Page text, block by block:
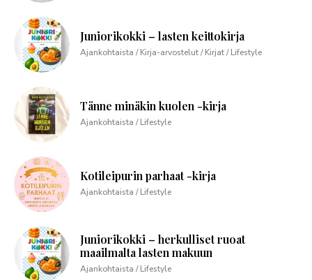
Juniorikokki – lasten keittokirja
Ajankohtaista / Kirja-arvostelut / Kirjat / Lifestyle
Tänne minäkin kuolen -kirja
Ajankohtaista / Lifestyle
Kotileipurin parhaat -kirja
Ajankohtaista / Lifestyle
Juniorikokki – herkulliset ruoat
maailmalta lasten makuun
Ajankohtaista / Lifestyle